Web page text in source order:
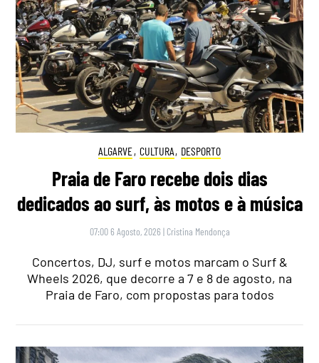
ALGARVE, CULTURA, DESPORTO
Praia de Faro recebe dois dias
dedicados ao surf, às motos e à música
07:00 6 Agosto, 2026 | Cristina Mendonça
Concertos, DJ, surf e motos marcam o Surf &
Wheels 2026, que decorre a 7 e 8 de agosto, na
Praia de Faro, com propostas para todos